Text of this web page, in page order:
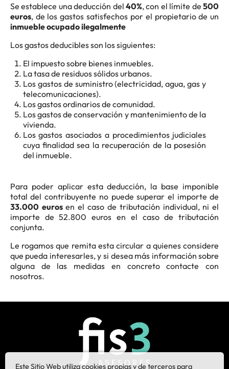
Se establece una deducción del 40%, con el límite de 500
euros, de los gastos satisfechos por el propietario de un
inmueble ocupado ilegalmente
Los gastos deducibles son los siguientes:
El impuesto sobre bienes inmuebles.
La tasa de residuos sólidos urbanos.
Los gastos de suministro (electricidad, agua, gas y
telecomunicaciones).
Los gastos ordinarios de comunidad.
Los gastos de conservación y mantenimiento de la
vivienda.
Los gastos asociados a procedimientos judiciales
cuya finalidad sea la recuperación de la posesión
del inmueble.
Para poder aplicar esta deducción, la base imponible
total del contribuyente no puede superar el importe de
33.000 eurosen el caso de tributación individual, ni el
importe de 52.800 euros en el caso de tributación
conjunta.
Le rogamos que remita esta circular a quienes considere
que pueda interesarles, y si desea más información sobre
alguna de las medidas en concreto contacte con
nosotros.
Este Sitio Web utiliza cookies propias y de terceros para